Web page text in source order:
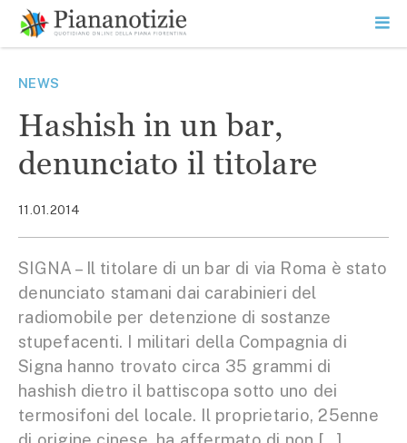
contenuto
SEARCH
NEWS
Hashish in un bar,
denunciato il titolare
11.01.2014
SIGNA – Il titolare di un bar di via Roma è stato
denunciato stamani dai carabinieri del
radiomobile per detenzione di sostanze
stupefacenti. I militari della Compagnia di
Signa hanno trovato circa 35 grammi di
hashish dietro il battiscopa sotto uno dei
termosifoni del locale. Il proprietario, 25enne